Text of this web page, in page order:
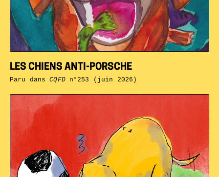
LES CHIENS ANTI-PORSCHE
Paru dansCQFDn°253 (juin 2026)